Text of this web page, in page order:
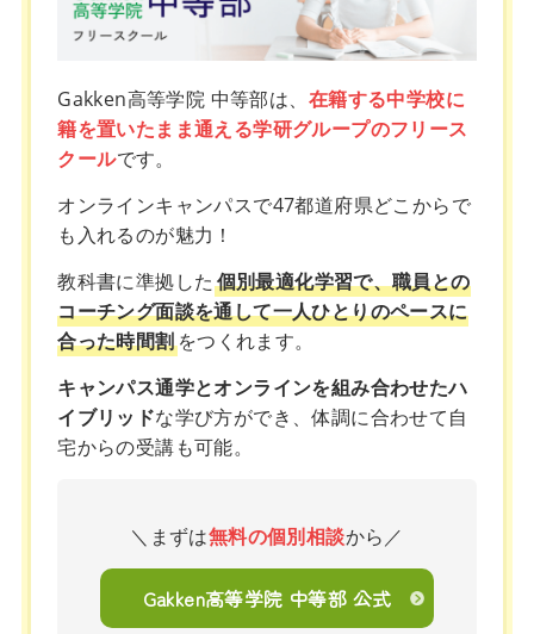
Gakken高等学院 中等部は、 在籍する中学校に
籍を置いたまま通える学研グループのフリース
クールです。
オンラインキャンパスで47都道府県どこからで
も入れるのが魅力！
教科書に準拠した 個別最適化学習で、職員との
コーチング面談を通して一人ひとりのペースに
合った時間割をつくれます。
キャンパス通学とオンラインを組み合わせたハ
イブリッドな学び方ができ、体調に合わせて自
宅からの受講も可能。
＼まずは無料の個別相談から／
Gakken高等学院 中等部 公式